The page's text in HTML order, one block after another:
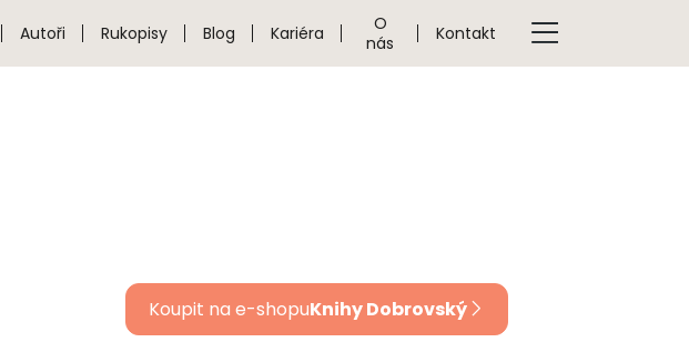
Autoři Rukopisy Blog Kariéra
O
nás
Kontakt
Koupit na e-shopuKnihy Dobrovský